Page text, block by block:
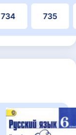
734 735